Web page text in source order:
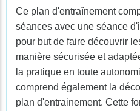
Ce plan d'entraînement
séances avec une séance
pour but de faire découvrir
manière sécurisée et
la pratique en toute
comprend également la
plan d'entrainement. Cette